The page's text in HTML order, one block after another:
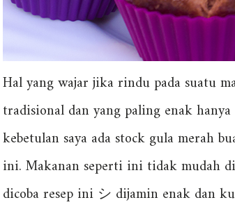
Hal yang wajar jika rindu pada suatu
tradisional dan yang paling enak
kebetulan saya ada stock gula merah
ini. Makanan seperti ini tidak mudah
dicoba resep ini シ dijamin enak dan